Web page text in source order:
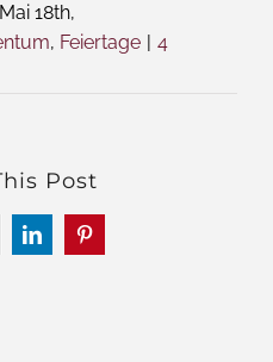
Mai 18th,
, Feiertage | 4
Post
LinkedInPinterest